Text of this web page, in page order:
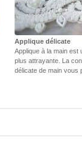
Applique délicate
Applique à la main est
plus attrayante. La
délicate de main vous